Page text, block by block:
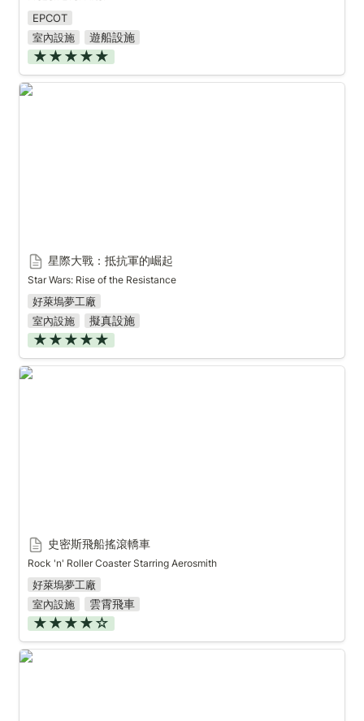
EPCOT
室內設施
遊船設施
★★★★★
星際大戰：抵抗軍的崛起
星際大戰：抵抗軍的崛起
Star Wars: Rise of the Resistance
好萊塢夢工廠
室內設施
擬真設施
★★★★★
史密斯飛船搖滾轎車
史密斯飛船搖滾轎車
Rock 'n' Roller Coaster Starring Aerosmith
好萊塢夢工廠
室內設施
雲霄飛車
★★★★☆
七個小矮人礦車歷險記